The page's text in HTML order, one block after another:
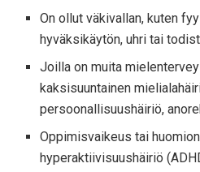
On ollut väkivallan, kuten
hyväksikäytön, uhri tai
Joilla on muita
kaksisuuntainen
persoonallisuushäiriö,
Oppimisvaikeus tai
hyperaktiivisuushäiriö